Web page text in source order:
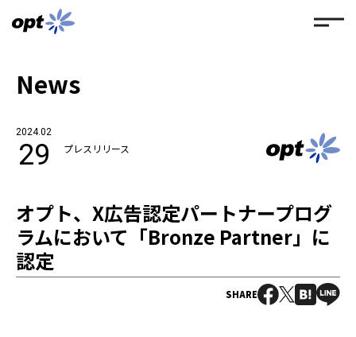
News
2024.02
29 プレスリリース
オプト、X広告認定パートナープログ
ラムにおいて「Bronze Partner」に
認定
SHARE